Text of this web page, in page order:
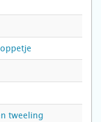
tweeling